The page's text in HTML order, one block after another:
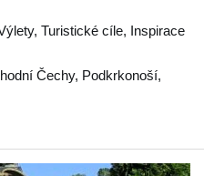
Turistické cíle, Inspirace
Čechy, Podkrkonoší,